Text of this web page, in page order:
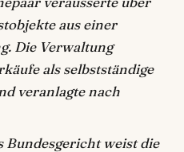
aus einer
Die Verwaltung
als selbstständige
veranlagte nach
Bundesgericht weist die